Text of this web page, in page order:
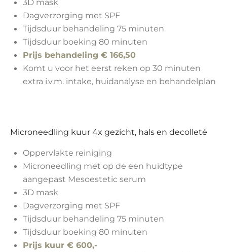
Dagverzorging met SPF
Tijdsduur behandeling 75 minuten
Tijdsduur boeking 80 minuten
Prijs behandeling € 166,50
Komt u voor het eerst reken op 30 minuten
extra i.v.m. intake, huidanalyse en behandelplan
Microneedling kuur 4x gezicht, hals en decolleté
Oppervlakte reiniging
Microneedling met op de een huidtype
aangepast Mesoestetic serum
3D mask
Dagverzorging met SPF
Tijdsduur behandeling 75 minuten
Tijdsduur boeking 80 minuten
Prijs kuur € 600,-